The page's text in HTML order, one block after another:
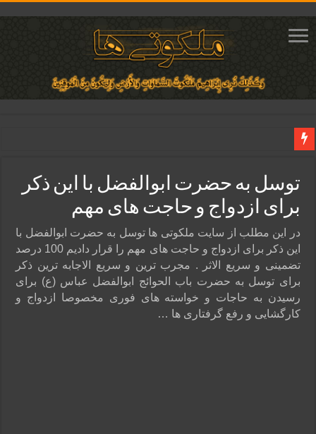
دعای ایجاد عشق و محبت آتشین در قلب معشوق | متن دعا، روش خواندن
ختم آیات ۲ و ۳ سوره طلاق برای افزایش رزق و روزی | روش ختم، متن آیات و فضیلت
آیات قرآنی برای استجابت دعا و آسان شدن کارها و برآورده شدن حاجت
قویترین ذکر استجابت دعا و حاجت روایی | ذکر اسماء الحسنی برآورده شدن حاجت
توسل به حضرت ابوالفضل با این ذکر
برای ازدواج و حاجت‌ های مهم
در این مطلب از سایت ملکوتی ها توسل به حضرت ابوالفضل با
این ذکر برای ازدواج و حاجت‌ های مهم را قرار دادیم 100 درصد
تضمینی و سریع الاثر . مجرب ترین و سریع الاجابه ترین ذکر
برای توسل به حضرت باب الحوائج ابوالفضل عباس (ع) برای
رسیدن به حاجات و خواسته های فوری مخصوصا ازدواج و
کارگشایی و رفع گرفتاری ها …